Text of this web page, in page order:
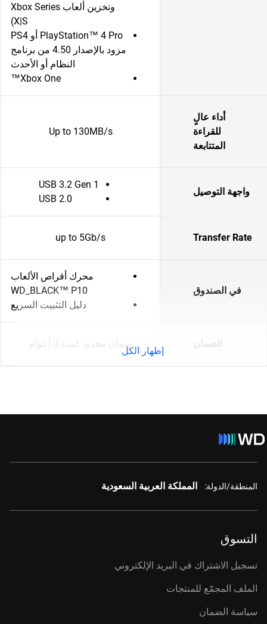
وتخزين ألعاب Xbox Series
X|S)
PlayStation™ 4 Pro أو PS4
مزود بالإصدار 4.50 من برنامج
النظام أو الأحدث
Xbox One™
أداء عالٍ
للقراءة
المتتابعة
Up to 130MB/s
واجهة التوصيل
USB 3.2 Gen 1
USB 2.0
Transfer Rate
up to 5Gb/s
في الصندوق
محرك أقراص الألعاب
WD_BLACK™ P10
دليل التثبيت السريع
الضمان ضمان محدود لمدة 3 أعوام
إظهار الكل
المنطقة/الدولة: المملكة العربية السعودية
التسوق
تسجيل الاشتراك في البريد الإلكتروني
الملف المجمّع للمنتجات
سياسة الضمان